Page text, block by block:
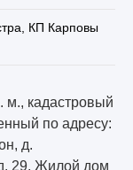
КП Карповы
м., кадастровый
по адресу:
д.
29, Жилой дом